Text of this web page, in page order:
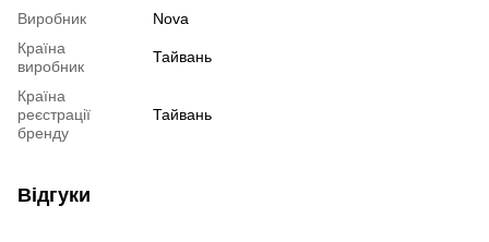
Виробник
Nova
Країна
виробник
Тайвань
Країна
реєстрації
бренду
Тайвань
Відгуки